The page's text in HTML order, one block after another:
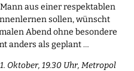
aus einer respektablen
sollen, wünscht
Abend ohne besondere
anders als geplant …
Oktober, 19.30 Uhr, Metropol